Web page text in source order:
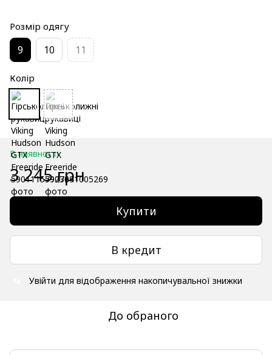
Розмір одягу
9 10 11
Колір
В наявності
3 245 грн
Купити
В кредит
Увійти для відображення накопичувальної знижки
До обраного